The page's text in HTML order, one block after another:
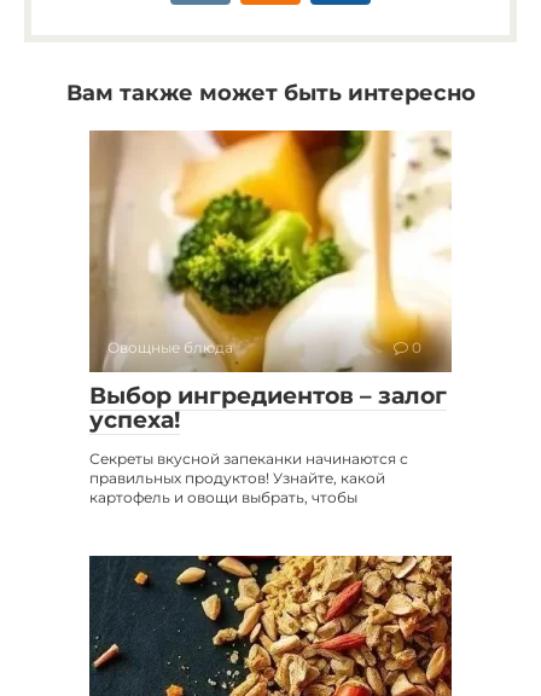
Вам также может быть интересно
Овощные блюда 0
Выбор ингредиентов – залог
успеха!
Секреты вкусной запеканки начинаются с
правильных продуктов! Узнайте, какой
картофель и овощи выбрать, чтобы